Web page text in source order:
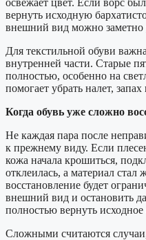
вернуть исходную
внешний вид можно заметно
Для текстильной обуви
внутренней части. Старые
полностью, особенно на
помогает убрать налет,
Когда обувь уже сложно
Не каждая пара после
к прежнему виду. Если
кожа начала крошиться,
отклеилась, а материал
восстановление будет
внешний вид и остановить
полностью вернуть
Сложными считаются